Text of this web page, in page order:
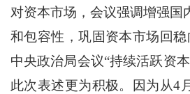
对资本市场，会议强调增强国
和包容性，巩固资本市场回
中央政治局会议“持续活跃资
此次表述更为积极。因为从4